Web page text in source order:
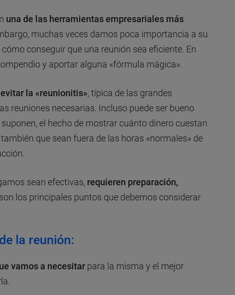
una de las herramientas empresariales más
muchas veces damos poca importancia a su
conseguir que una reunión sea eficiente. En
y aportar alguna «fórmula mágica».
evitar la «reunionitis», típica de las grandes
reuniones necesarias. Incluso puede ser bueno
el hecho de mostrar cuánto dinero cuestan
que sean fuera de las horas «normales» de
sean efectivas, requieren preparación,
los principales puntos que debemos considerar
la reunión:
vamos a necesitarpara la misma y el mejor